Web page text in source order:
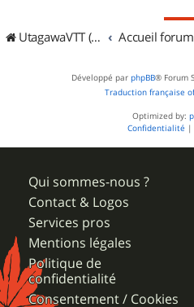
UtagawaVTT (Randos VTT et VTTAE avec traces GPS) Accueil forum
Développé par phpBB® Forum
Traduction française
Optimized by:
Confidentialité |
Qui sommes-nous ?
Contact & Logos
Services pros
Mentions légales
Politique de
confidentialité
Consentement / Cookies